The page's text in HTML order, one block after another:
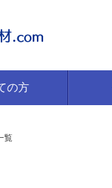
の方
覧